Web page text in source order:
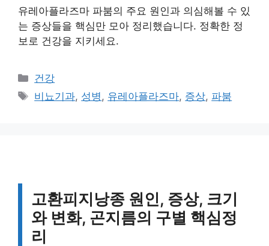
유레아플라즈마 파붐의 주요 원인과 의심해볼 수 있
는 증상들을 핵심만 모아 정리했습니다. 정확한 정
보로 건강을 지키세요.
카
테
건강
태
비뇨기과, 성병, 유레아플라즈마, 증상, 파붐
고환피지낭종 원인, 증상, 크기
와 변화, 곤지름의 구별 핵심정
리